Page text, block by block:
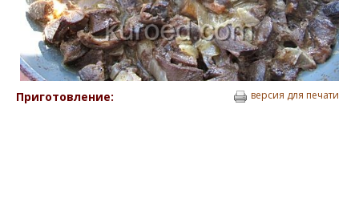
Приготовление: версия для печати